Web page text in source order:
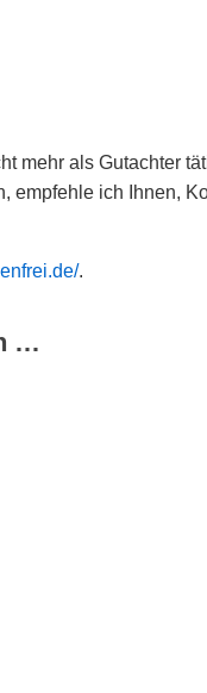
mehr als Gutachter
empfehle ich Ihnen,
.
…